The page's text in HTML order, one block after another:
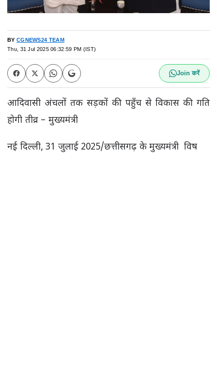
BY CGNEWS24 TEAM
Thu, 31 Jul 2025 06:32:59 PM (IST)
Join करें
आदिवासी अंचलों तक सड़कों की पहुँच से विकास की गति
होगी तीव्र – मुख्यमंत्री
नई दिल्ली, 31 जुलाई 2025/छत्तीसगढ़ के मुख्यमंत्री विष